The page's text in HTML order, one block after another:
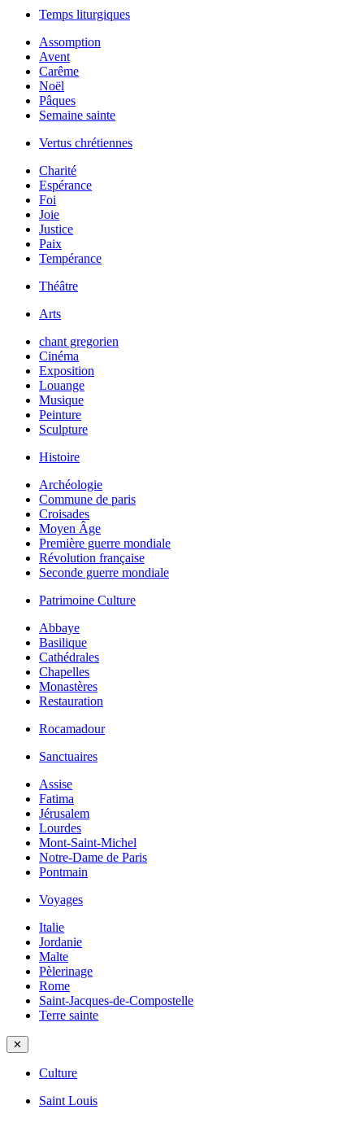
Temps liturgiques
Assomption
Avent
Carême
Noël
Pâques
Semaine sainte
Vertus chrétiennes
Charité
Espérance
Foi
Joie
Justice
Paix
Tempérance
Théâtre
Arts
chant gregorien
Cinéma
Exposition
Louange
Musique
Peinture
Sculpture
Histoire
Archéologie
Commune de paris
Croisades
Moyen Âge
Première guerre mondiale
Révolution française
Seconde guerre mondiale
Patrimoine Culture
Abbaye
Basilique
Cathédrales
Chapelles
Monastères
Restauration
Rocamadour
Sanctuaires
Assise
Fatima
Jérusalem
Lourdes
Mont-Saint-Michel
Notre-Dame de Paris
Pontmain
Voyages
Italie
Jordanie
Malte
Pèlerinage
Rome
Saint-Jacques-de-Compostelle
Terre sainte
✕
Culture
Saint Louis